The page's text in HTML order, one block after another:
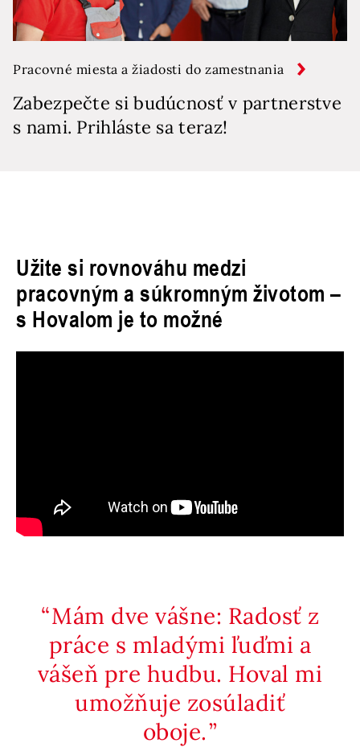
Pracovné miesta a žiadosti do zamestnania
Zabezpečte si budúcnosť v partnerstve
s nami. Prihláste sa teraz!
Užite si rovnováhu medzi
pracovným a súkromným životom –
s Hovalom je to možné
Mám dve vášne: Radosť z
práce s mladými ľuďmi a
vášeň pre hudbu. Hoval mi
umožňuje zosúladiť
oboje.